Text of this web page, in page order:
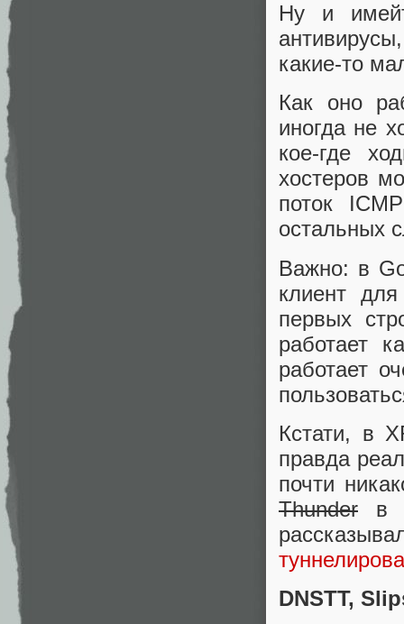
Ну и
какие-то
Как оно
иногда не
кое-где
хостеров
поток
остальных
Важно: в
клиент
первых
работает
работает
Кстати, в
правда
почти
Thunder в
DNSTT,